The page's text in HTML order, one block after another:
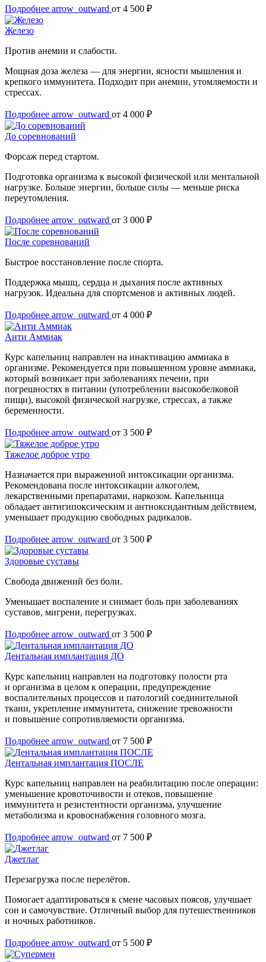
Подробнее arrow_outward от 4 500 ₽
Железо
Против анемии и слабости.
Мощная доза железа — для энергии, ясности мышления и
крепкого иммунитета. Подходит при анемии, утомляемости и
стрессах.
Подробнее arrow_outward от 4 000 ₽
До соревнований
Форсаж перед стартом.
Подготовка организма к высокой физической или ментальной
нагрузке. Больше энергии, больше силы — меньше риска
переутомления.
Подробнее arrow_outward от 3 000 ₽
После соревнований
Быстрое восстановление после спорта.
Поддержка мышц, сердца и дыхания после активных
нагрузок. Идеальна для спортсменов и активных людей.
Подробнее arrow_outward от 4 000 ₽
Анти Аммиак
Курс капельниц направлен на инактивацию аммиака в
организме. Рекомендуется при повышенном уровне аммиака,
который возникает при заболеваниях печени, при
погрешностях в питании (употреблении высокобелковой
пищи), высокой физической нагрузке, стрессах, а также
беременности.
Подробнее arrow_outward от 3 500 ₽
Тяжелое доброе утро
Назначается при выраженной интоксикации организма.
Рекомендована после интоксикации алкоголем,
лекарственными препаратами, наркозом. Капельница
обладает антигипоксическим и антиоксидантным действием,
уменьшает продукцию свободных радикалов.
Подробнее arrow_outward от 3 500 ₽
Здоровые суставы
Свобода движений без боли.
Уменьшает воспаление и снимает боль при заболеваниях
суставов, мигрени, перегрузках.
Подробнее arrow_outward от 3 500 ₽
Дентальная имплантация ДО
Курс капельниц направлен на подготовку полости рта
и организма в целом к операции, предупреждение
воспалительных процессов и патологий соединительной
ткани, укрепление иммунитета, снижение тревожности
и повышение сопротивляемости организма.
Подробнее arrow_outward от 7 500 ₽
Дентальная имплантация ПОСЛЕ
Курс капельниц направлен на реабилитацию после операции:
уменьшение кровоточивости и отеков, повышение
иммунитета и резистентности организма, улучшение
метаболизма и кровоснабжения головного мозга.
Подробнее arrow_outward от 7 500 ₽
Джетлаг
Перезагрузка после перелётов.
Помогает адаптироваться к смене часовых поясов, улучшает
сон и самочувствие. Отличный выбор для путешественников
и ночных работников.
Подробнее arrow_outward от 5 500 ₽